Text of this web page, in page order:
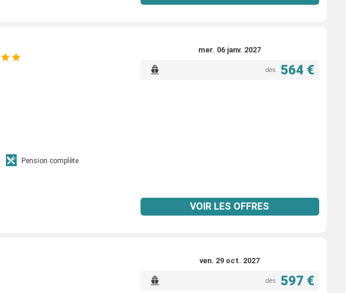
Pension complète
mer. 06 janv. 2027
dès 564 €
VOIR LES OFFRES
ven. 29 oct. 2027
dès 597 €